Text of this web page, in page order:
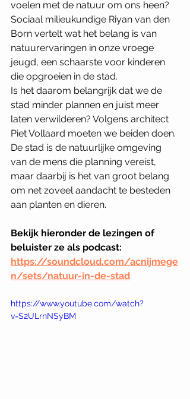
voelen met de natuur om ons heen?
Sociaal milieukundige Riyan van den
Born vertelt wat het belang is van
natuurervaringen in onze vroege
jeugd, een schaarste voor kinderen
die opgroeien in de stad.
Is het daarom belangrijk dat we de
stad minder plannen en juist meer
laten verwilderen? Volgens architect
Piet Vollaard moeten we beiden doen.
De stad is de natuurlijke omgeving
van de mens die planning vereist,
maar daarbij is het van groot belang
om net zoveel aandacht te besteden
aan planten en dieren.
Bekijk hieronder de lezingen of
beluister ze als podcast:
https://soundcloud.com/acnijmege
n/sets/natuur-in-de-stad
https://www.youtube.com/watch?
v=S2ULrnNSyBM